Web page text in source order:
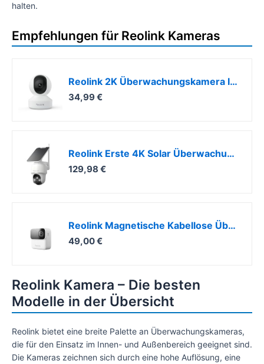
halten.
Empfehlungen für Reolink Kameras
Reolink 2K Überwachungskamera Innen, 360°-Ansicht, Auto-Tracking
34,99 €
Reolink Erste 4K Solar Überwachungskamera Aussen Akku, Argus PT Ultra + Solarpanel, 2,4&5GHz WiFi, Auto-Tracking, Solar WLAN Kamera Outdoor mit 8MP UHD Farbnachtsicht, KI-Erkennung, Keine Monatsgebühr
129,98 €
Reolink Magnetische Kabellose Überwachungskamera Außen&Innen, 9 Monate Akkulaufzeit, 2,4/5GHz WLAN, KI Erkennung, IR Nachtsicht, 2-Wege-Audio, IP67, Lokaler Speicher, Kein ABO, Argus MagiCam
49,00 €
Reolink Kamera – Die besten
Modelle in der Übersicht
Reolink bietet eine breite Palette an Überwachungskameras,
die für den Einsatz im Innen- und Außenbereich geeignet sind.
Die Kameras zeichnen sich durch eine hohe Auflösung, eine